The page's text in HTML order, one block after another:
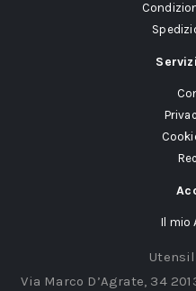
Il mio
Via Marco D’Agrate, 34